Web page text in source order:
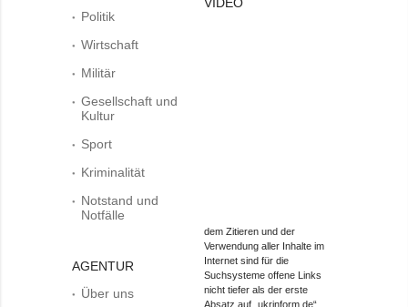
Politik
Wirtschaft
Militär
Gesellschaft und
Kultur
Sport
Kriminalität
Notstand und
Notfälle
AGENTUR
Über uns
dem Zitieren und der
Verwendung aller Inhalte im
Internet sind für die
Suchsysteme offene Links
nicht tiefer als der erste
Absatz auf „ukrinform.de“